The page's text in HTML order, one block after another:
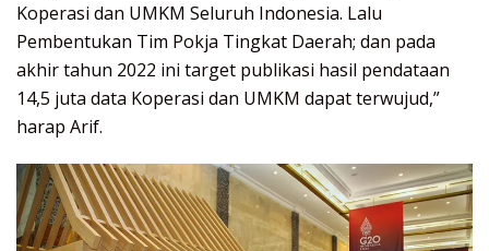
Koperasi dan UMKM Seluruh Indonesia. Lalu
Pembentukan Tim Pokja Tingkat Daerah; dan pada
akhir tahun 2022 ini target publikasi hasil pendataan
14,5 juta data Koperasi dan UMKM dapat terwujud,”
harap Arif.